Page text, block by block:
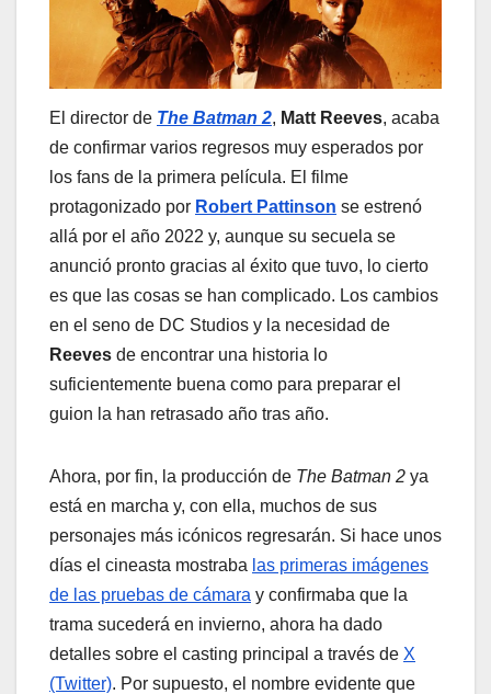
El director de The Batman 2, Matt Reeves, acaba
de confirmar varios regresos muy esperados por
los fans de la primera película. El filme
protagonizado por Robert Pattinson se estrenó
allá por el año 2022 y, aunque su secuela se
anunció pronto gracias al éxito que tuvo, lo cierto
es que las cosas se han complicado. Los cambios
en el seno de DC Studios y la necesidad de
Reeves de encontrar una historia lo
suficientemente buena como para preparar el
guion la han retrasado año tras año.
Ahora, por fin, la producción de The Batman 2 ya
está en marcha y, con ella, muchos de sus
personajes más icónicos regresarán. Si hace unos
días el cineasta mostraba las primeras imágenes
de las pruebas de cámara y confirmaba que la
trama sucederá en invierno, ahora ha dado
detalles sobre el casting principal a través de X
(Twitter). Por supuesto, el nombre evidente que